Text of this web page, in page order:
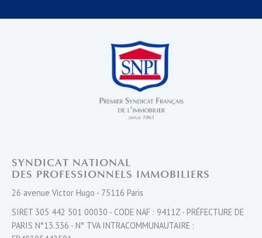
SYNDICAT NATIONAL
DES PROFESSIONNELS IMMOBILIERS
26 avenue Victor Hugo - 75116 Paris
SIRET 305 442 501 00030 - CODE NAF : 9411Z - PRÉFECTURE DE
PARIS N°13.336 - N° TVA INTRACOMMUNAUTAIRE :